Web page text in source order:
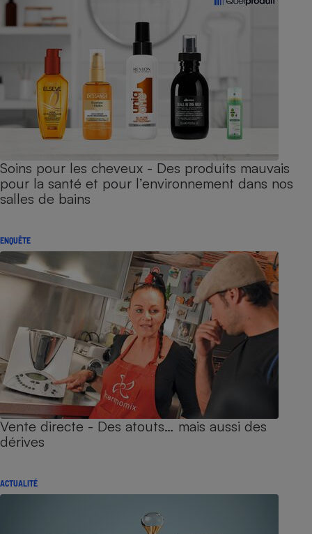
Soins pour les cheveux - Des produits mauvais
pour la santé et pour l’environnement dans nos
salles de bains
ENQUÊTE
Vente directe - Des atouts… mais aussi des
dérives
ACTUALITÉ